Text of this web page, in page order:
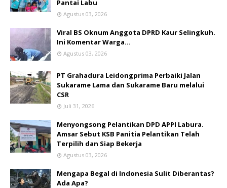
Pantai Labu
Agustus 03, 2026
Viral BS Oknum Anggota DPRD Kaur Selingkuh.
Ini Komentar Warga…
Agustus 03, 2026
PT Grahadura Leidongprima Perbaiki Jalan
Sukarame Lama dan Sukarame Baru melalui
CSR
Juli 31, 2026
Menyongsong Pelantikan DPD APPI Labura.
Amsar Sebut KSB Panitia Pelantikan Telah
Terpilih dan Siap Bekerja
Agustus 03, 2026
Mengapa Begal di Indonesia Sulit Diberantas?
Ada Apa?